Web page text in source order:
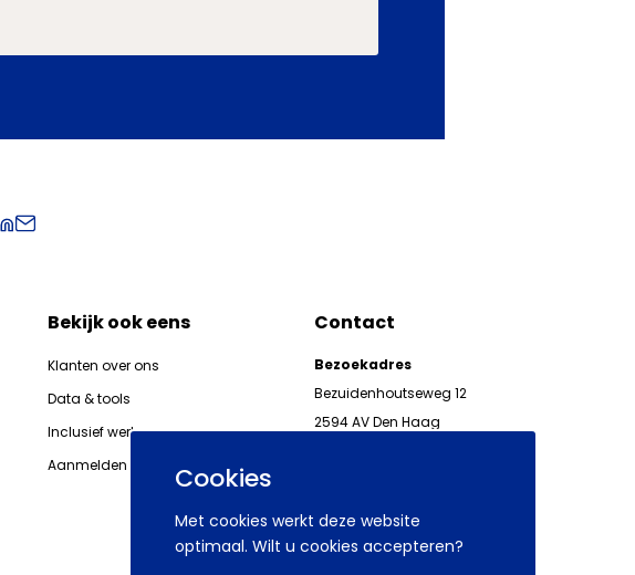
Cookies
Met cookies werkt deze website
optimaal. Wilt u cookies accepteren?
Bekijk ook eens
Klanten over ons
Data & tools
Inclusief werkgeven
Aanmelden nieuwsbrieven AWVN
Contact
Bezoekadres
Bezuidenhoutseweg 12
2594 AV Den Haag
werkgeverslijn@awvn.nl